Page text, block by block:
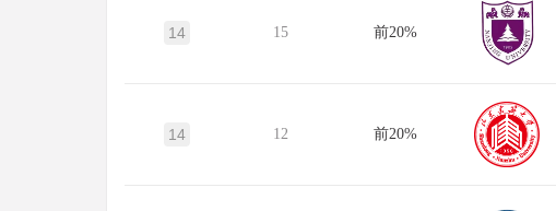
14 15 前20%
14 12 前20%